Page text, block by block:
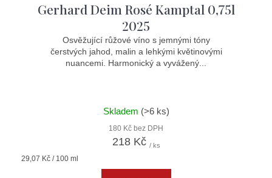
Gerhard Deim Rosé Kamptal 0,75l
2025
Osvěžující růžové víno s jemnými tóny
čerstvých jahod, malin a lehkými květinovými
nuancemi. Harmonický a vyvážený...
Skladem (>6 ks)
180 Kč bez DPH
218 Kč / ks
Měrná
29,07 Kč / 100 ml